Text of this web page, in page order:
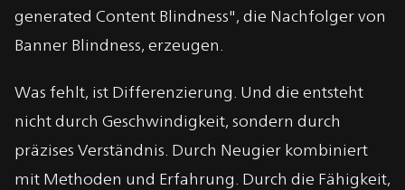
generated Content Blindness", die Nachfolger von
Banner Blindness, erzeugen.
Was fehlt, ist Differenzierung. Und die entsteht
nicht durch Geschwindigkeit, sondern durch
präzises Verständnis. Durch Neugier kombiniert
mit Methoden und Erfahrung. Durch die Fähigkeit,